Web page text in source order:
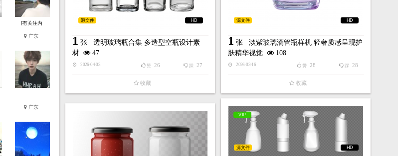
[有关注内
广东
广东
HD
源文件
1 张 透明玻璃瓶合集 多造型空瓶设计素
材
47
2026-04-03 踩 27
赞 26
收藏
HD
源文件
1 张 淡紫玻璃滴管瓶样机 轻奢质感呈现护
肤精华视觉
108
2026-03-16 踩 28
赞 28
收藏
VIP
HD
源文件